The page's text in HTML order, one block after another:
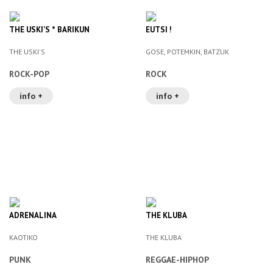
THE USKI'S * BARIKUN
THE USKI'S
ROCK-POP
info +
EUTSI !
GOSE, POTEMKIN, BATZUK
ROCK
info +
ADRENALINA
KAOTIKO
PUNK
THE KLUBA
THE KLUBA
REGGAE-HIPHOP